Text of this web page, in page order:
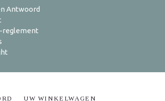
Antwoord
reglement
UW WINKELWAGEN